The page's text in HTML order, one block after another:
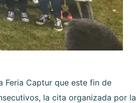
Feria Captur que este fin de
la cita organizada por la